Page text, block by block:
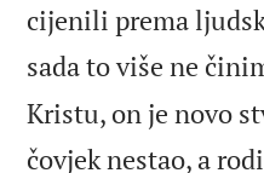
cijenili prema
sada to više ne
Kristu, on je novo
čovjek nestao, a